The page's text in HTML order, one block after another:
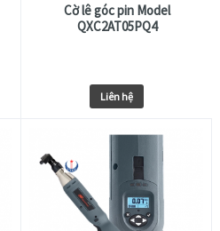
Cờ lê góc pin Model
QXC2AT05PQ4
Liên hệ